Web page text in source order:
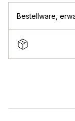
Bestellware